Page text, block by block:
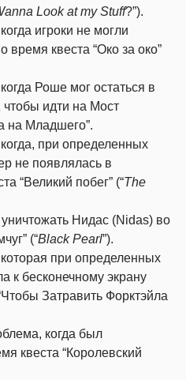
Look at my Stuff?”).
игроки не могли
время квеста “Око за око”
Роше мог остаться в
чтобы идти на Мост
на Младшего”.
при определенных
не появлялась в
“Великий побег” (“The
Нидас (Nidas) во
(“Black Pearl”).
при определенных
к бесконечному экрану
Затравить Форктэйла
когда был
квеста “Королевский